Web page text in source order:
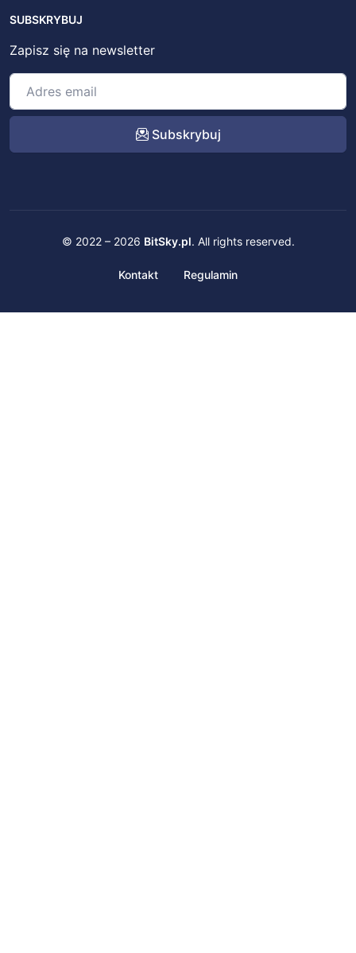
SUBSKRYBUJ
Zapisz się na newsletter
Subskrybuj
© 2022 – 2026 BitSky.pl. All rights reserved.
Kontakt Regulamin